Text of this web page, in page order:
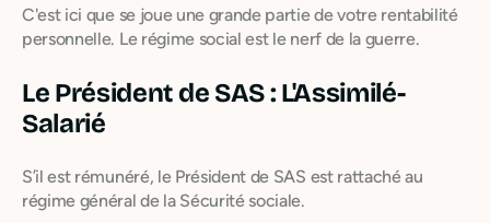
C'est ici que se joue une grande partie de votre rentabilité
personnelle. Le régime social est le nerf de la guerre.
Le Président de SAS : L'Assimilé-
Salarié
S’il est rémunéré, le Président de SAS est rattaché au
régime général de la Sécurité sociale.